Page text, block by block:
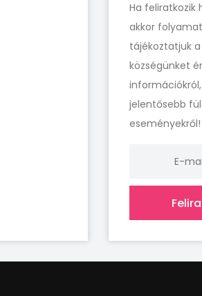
Ha feliratkozik
akkor
tájékoztatjuk
községünket
jelentősebb
eseményekről!